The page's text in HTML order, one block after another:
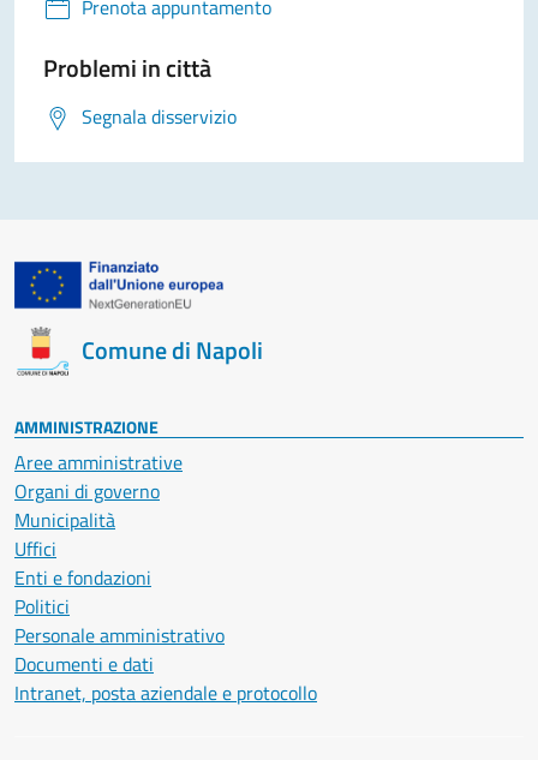
Prenota appuntamento
Problemi in città
Segnala disservizio
Comune di Napoli
AMMINISTRAZIONE
Aree amministrative
Organi di governo
Municipalità
Uffici
Enti e fondazioni
Politici
Personale amministrativo
Documenti e dati
Intranet, posta aziendale e protocollo